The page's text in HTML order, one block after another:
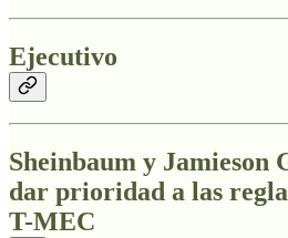
Ejecutivo
Sheinbaum y Jamieson
dar prioridad a las
T-MEC